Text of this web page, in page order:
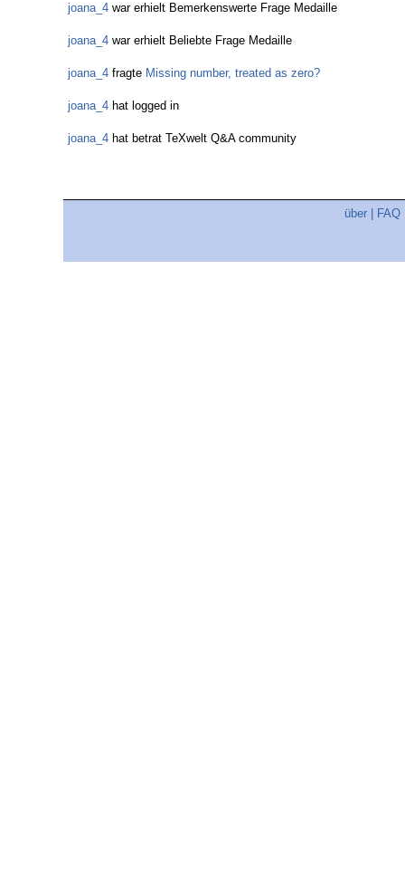
joana_4 war erhielt Bemerkenswerte Frage Medaille
joana_4 war erhielt Beliebte Frage Medaille
joana_4 fragte Missing number, treated as zero?
joana_4 hat logged in
joana_4 hat betrat TeXwelt Q&A community
über FAQ